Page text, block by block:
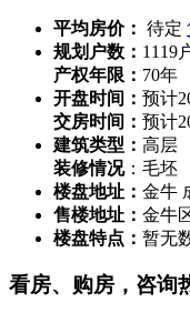
平均房价： 待定
规划户数： 1119
产权年限： 70年
开盘时间： 预计
交房时间： 预计
建筑类型： 高层
装修情况：毛坯
楼盘地址： 金牛
售楼地址： 金牛
楼盘特点： 暂无
看房、购房，咨询